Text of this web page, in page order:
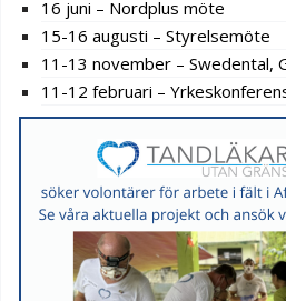
16 juni – Nordplus möte
15-16 augusti – Styrelsemöte
11-13 november – Swedental,
11-12 februari –